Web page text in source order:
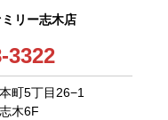
リー志木店
3322
町5丁目26−1
木6F